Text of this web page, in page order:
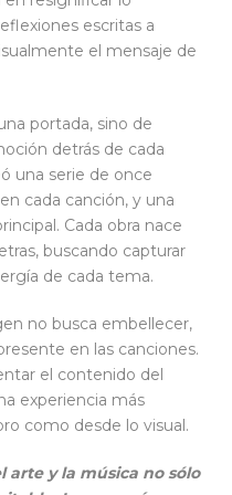
escritas a
el mensaje de
portada, sino de
detrás de cada
una serie de once
cada canción, y una
Cada obra nace
buscando capturar
de cada tema.
no busca embellecer,
en las canciones.
el contenido del
experiencia más
como desde lo visual.
arte y la música no sólo